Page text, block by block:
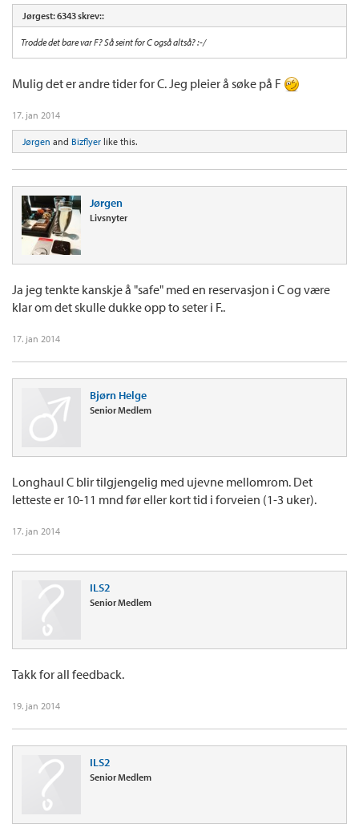
Jørgest: 6343 skrev::
Trodde det bare var F? Så seint for C også altså? :-/
Mulig det er andre tider for C. Jeg pleier å søke på F
17. jan 2014
Jørgen and Bizflyer like this.
Jørgen
Livsnyter
Ja jeg tenkte kanskje å "safe" med en reservasjon i C og være
klar om det skulle dukke opp to seter i F..
17. jan 2014
Bjørn Helge
Senior Medlem
Longhaul C blir tilgjengelig med ujevne mellomrom. Det
letteste er 10-11 mnd før eller kort tid i forveien (1-3 uker).
17. jan 2014
ILS2
Senior Medlem
Takk for all feedback.
19. jan 2014
ILS2
Senior Medlem